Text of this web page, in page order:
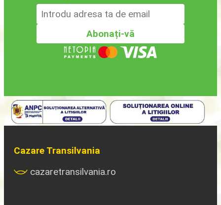
Cazare Transilvania
cazaretransilvania.ro